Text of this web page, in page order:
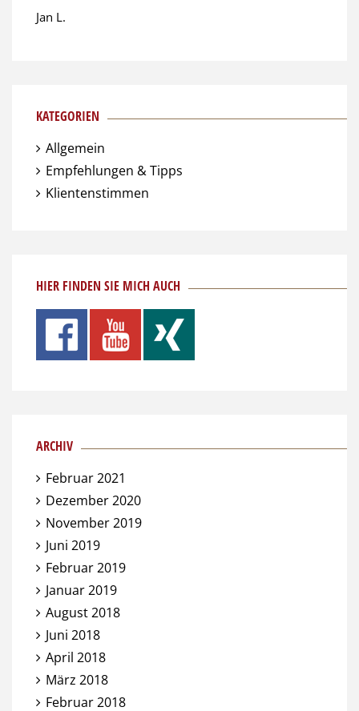
Jan L.
KATEGORIEN
Allgemein
Empfehlungen & Tipps
Klientenstimmen
HIER FINDEN SIE MICH AUCH
ARCHIV
Februar 2021
Dezember 2020
November 2019
Juni 2019
Februar 2019
Januar 2019
August 2018
Juni 2018
April 2018
März 2018
Februar 2018